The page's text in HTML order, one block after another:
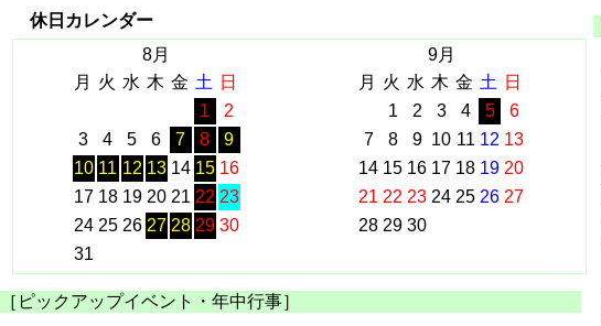
休日カレンダー
8月
月
火 水 木 金 土
日
1
2
3
4 5 6 7 8
9
10 11 12 13 14 15 16
17 18 19 20 21 22 23
24 25 26 27 28 29 30
31
9月
月
火 水 木 金 土
日
1
2 3 4 5
6
7
8 9 10 11 12 13
14 15 16 17 18 19 20
21 22 23 24 25 26 27
28 29 30
［ピックアップイベント・年中行事］